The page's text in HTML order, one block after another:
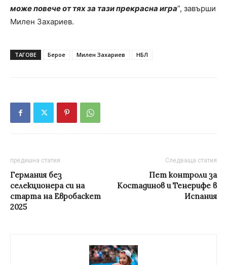
може повече от тях за тази прекрасна игра”, завърши
Милен Захариев.
ТАГОВЕ Берое Милен Захариев НБЛ
предишна статия
Германия без
селекционера си на
старта на Евробаскет
2025
Следваща статия
Пет контроли за
Костадинов и Тенерифе в
Испания